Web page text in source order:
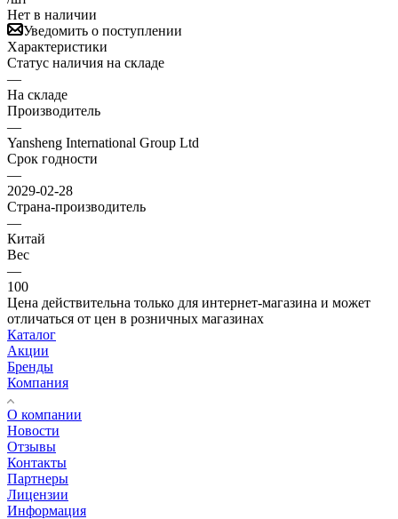
Нет в наличии
Уведомить о поступлении
Характеристики
Статус наличия на складе
—
На складе
Производитель
—
Yansheng International Group Ltd
Срок годности
—
2029-02-28
Страна-производитель
—
Китай
Вес
—
100
Цена действительна только для интернет-магазина и может
отличаться от цен в розничных магазинах
Каталог
Акции
Бренды
Компания
О компании
Новости
Отзывы
Контакты
Партнеры
Лицензии
Информация